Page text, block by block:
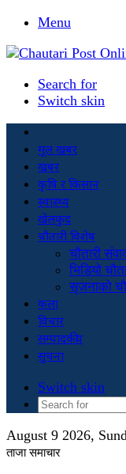
Menu
Search for
Switch skin
मूल खबर
खबर
कृषि र किसान
स्वास्थ्य
खेलकुद
चौतारी विशेष
चौतारी
भिडियो
सृजनाको
कला
विचार
सम्पादकीय
सुचना
Switch skin
August 9 2026,
ताजा समाचार